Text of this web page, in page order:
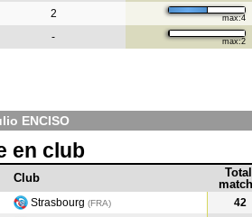
2 max:4
- max:2
ENCISO
en club
Club
Total
Strasbourg (FRA)
42